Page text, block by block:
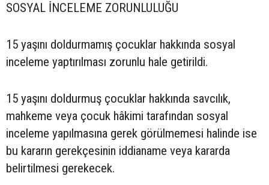
SOSYAL İNCELEME ZORUNLULUĞU
15 yaşını doldurmamış çocuklar hakkında sosyal
inceleme yaptırılması zorunlu hale getirildi.
15 yaşını doldurmuş çocuklar hakkında savcılık,
mahkeme veya çocuk hâkimi tarafından sosyal
inceleme yapılmasına gerek görülmemesi halinde ise
bu kararın gerekçesinin iddianame veya kararda
belirtilmesi gerekecek.